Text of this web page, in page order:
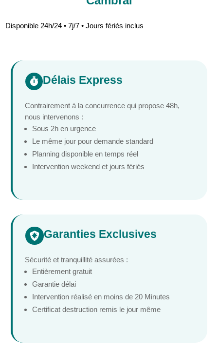
Disponible 24h/24 • 7j/7 • Jours fériés inclus
 Délais Express
Contrairement à la concurrence qui propose 48h,
nous intervenons :
Sous 2h en urgence
Le même jour pour demande standard
Planning disponible en temps réel
Intervention weekend et jours fériés
 Garanties Exclusives
Sécurité et tranquillité assurées :
Entièrement gratuit
Garantie délai
Intervention réalisé en moins de 20 Minutes
Certificat destruction remis le jour même